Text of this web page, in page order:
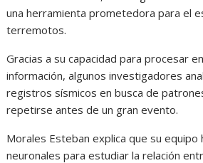
una herramienta prometedora para el
terremotos.
Gracias a su capacidad para procesar
información, algunos investigadores
registros sísmicos en busca de
repetirse antes de un gran evento.
Morales Esteban explica que su equipo
neuronales para estudiar la relación